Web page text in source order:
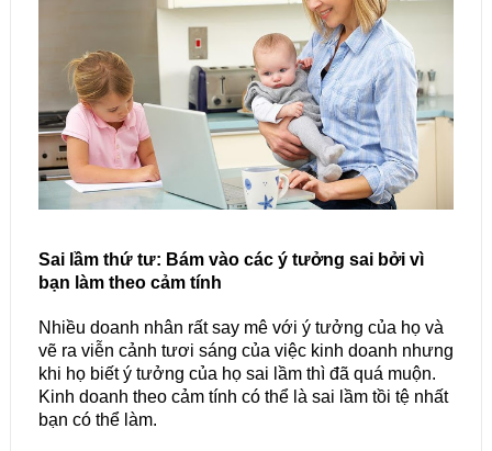
Sai lầm thứ tư: Bám vào các ý tưởng sai bởi vì
bạn làm theo cảm tính
Nhiều doanh nhân rất say mê với ý tưởng của họ và
vẽ ra viễn cảnh tươi sáng của việc kinh doanh nhưng
khi họ biết ý tưởng của họ sai lầm thì đã quá muộn.
Kinh doanh theo cảm tính có thể là sai lầm tồi tệ nhất
bạn có thể làm.